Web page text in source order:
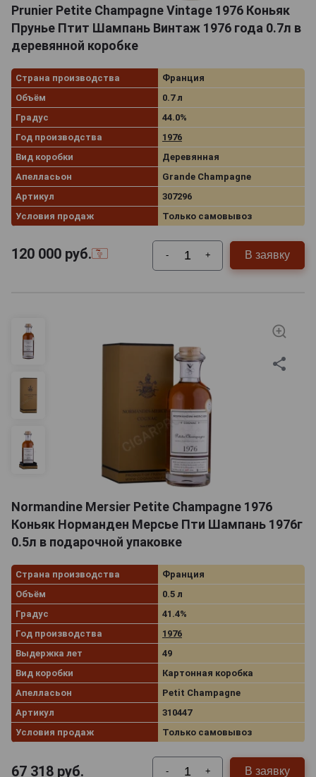
Prunier Petite Champagne Vintage 1976 Коньяк
Прунье Птит Шампань Винтаж 1976 года 0.7л в
деревянной коробке
Страна производства
Франция
Объём
0.7 л
Градус
44.0%
Год производства
1976
Вид коробки
Деревянная
Апелласьон
Grande Champagne
Артикул
307296
Условия продаж
Только самовывоз
120 000 руб. - + В заявку
Normandine Mersier Petite Champagne 1976
Коньяк Норманден Мерсье Пти Шампань 1976г
0.5л в подарочной упаковке
Страна производства
Франция
Объём
0.5 л
Градус
41.4%
Год производства
1976
Выдержка лет
49
Вид коробки
Картонная коробка
Апелласьон
Petit Champagne
Артикул
310447
Условия продаж
Только самовывоз
67 318 руб. - + В заявку